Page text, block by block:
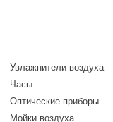
Увлажнители воздуха
Часы
Оптические приборы
Мойки воздуха